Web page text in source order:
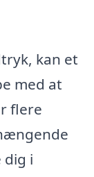
kan et
med at
flere
dig i